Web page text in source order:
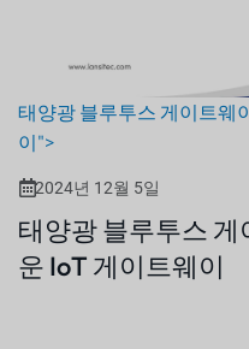
태양광 블루투스 게이트웨
이">
2024년 12월 5일
태양광 블루투스
운 IoT 게이트웨이